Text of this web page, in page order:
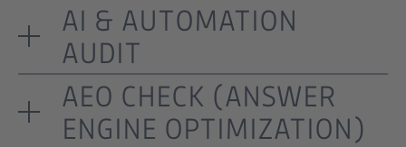
AI & AUTOMATION
AUDIT
AEO CHECK (ANSWER
ENGINE OPTIMIZATION)